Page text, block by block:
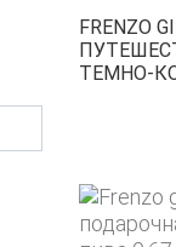
FRENZO
ТЕМНО-